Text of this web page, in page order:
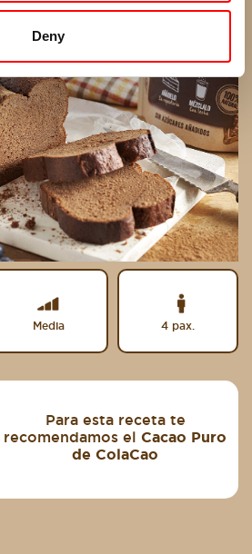
Deny
Media 4 pax.
Para esta receta te
recomendamos elCacao Puro
de ColaCao